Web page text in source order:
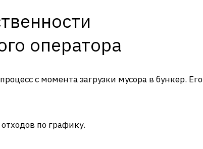
оператора
с момента загрузки мусора в бункер. Его
по графику.